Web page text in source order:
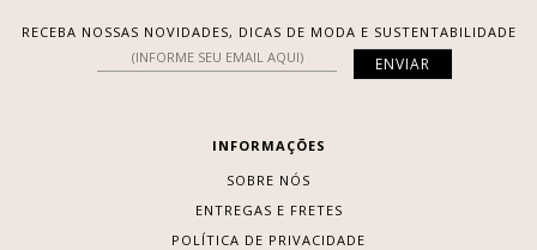
RECEBA NOSSAS NOVIDADES, DICAS DE MODA E SUSTENTABILIDADE
INFORMAÇÕES
SOBRE NÓS
ENTREGAS E FRETES
POLÍTICA DE PRIVACIDADE